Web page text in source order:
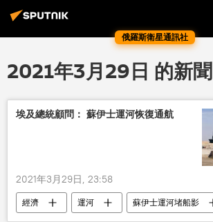
俄羅斯衛星通訊社
2021年3月29日 的新聞
埃及總統顧問： 蘇伊士運河恢復通航
2021年3月29日, 23:58
經濟 運河 蘇伊士運河堵船影